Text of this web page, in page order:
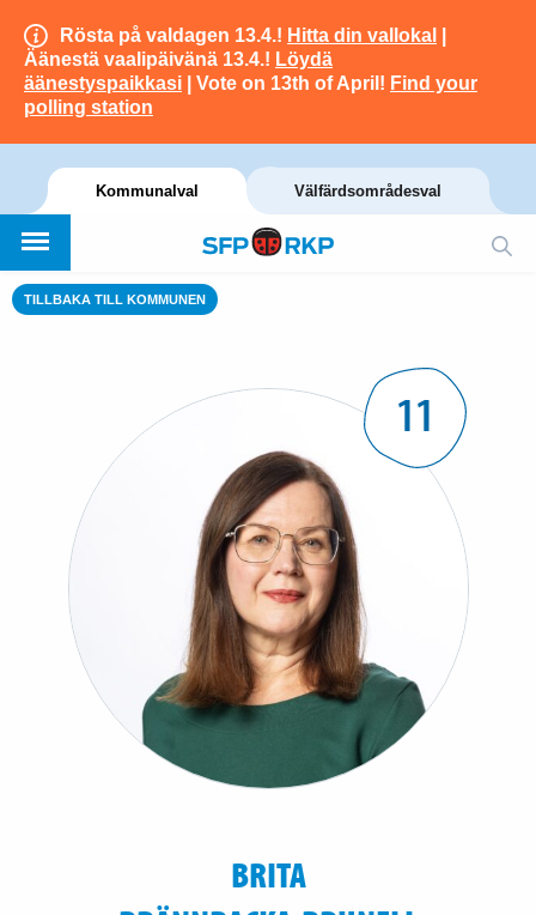
Rösta på valdagen 13.4.! Hitta din vallokal
Äänestä vaalipäivänä 13.4.! Löydä
äänestyspaikkasi | Vote on 13th of April! Find your
polling station
Kommunalval Välfärdsområdesval
TILLBAKA TILL KOMMUNEN
11
BRITA